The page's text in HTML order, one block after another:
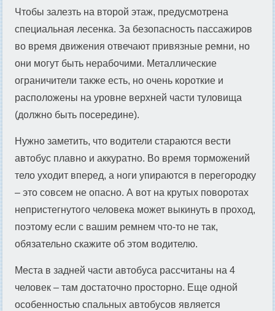
Чтобы залезть на второй этаж, предусмотрена
специальная лесенка. За безопасность пассажиров
во время движения отвечают привязные ремни, но
они могут быть нерабочими. Металлические
ограничители также есть, но очень короткие и
расположены на уровне верхней части туловища
(должно быть посередине).
Нужно заметить, что водители стараются вести
автобус плавно и аккуратно. Во время торможений
тело уходит вперед, а ноги упираются в перегородку
– это совсем не опасно. А вот на крутых поворотах
непристегнутого человека может выкинуть в проход,
поэтому если с вашим ремнем что-то не так,
обязательно скажите об этом водителю.
Места в задней части автобуса рассчитаны на 4
человек – там достаточно просторно. Еще одной
особенностью спальных автобусов является